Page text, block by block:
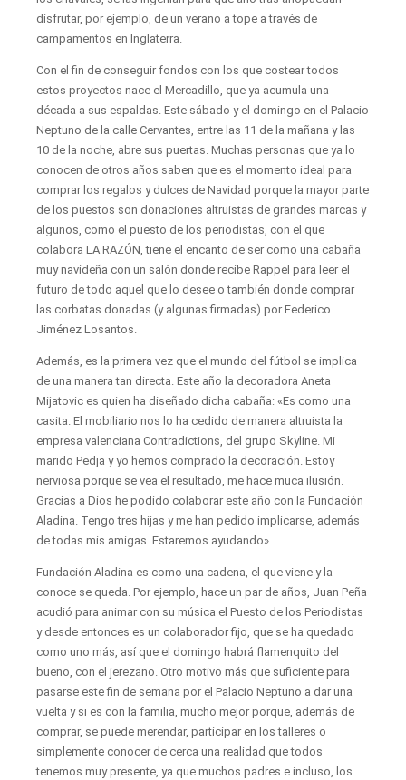
disfrutar, por ejemplo, de un verano a tope a través de
campamentos en Inglaterra.
Con el fin de conseguir fondos con los que costear todos
estos proyectos nace el Mercadillo, que ya acumula una
década a sus espaldas. Este sábado y el domingo en el Palacio
Neptuno de la calle Cervantes, entre las 11 de la mañana y las
10 de la noche, abre sus puertas. Muchas personas que ya lo
conocen de otros años saben que es el momento ideal para
comprar los regalos y dulces de Navidad porque la mayor parte
de los puestos son donaciones altruistas de grandes marcas y
algunos, como el puesto de los periodistas, con el que
colabora LA RAZÓN, tiene el encanto de ser como una cabaña
muy navideña con un salón donde recibe Rappel para leer el
futuro de todo aquel que lo desee o también donde comprar
las corbatas donadas (y algunas firmadas) por Federico
Jiménez Losantos.
Además, es la primera vez que el mundo del fútbol se implica
de una manera tan directa. Este año la decoradora Aneta
Mijatovic es quien ha diseñado dicha cabaña: «Es como una
casita. El mobiliario nos lo ha cedido de manera altruista la
empresa valenciana Contradictions, del grupo Skyline. Mi
marido Pedja y yo hemos comprado la decoración. Estoy
nerviosa porque se vea el resultado, me hace muca ilusión.
Gracias a Dios he podido colaborar este año con la Fundación
Aladina. Tengo tres hijas y me han pedido implicarse, además
de todas mis amigas. Estaremos ayudando».
Fundación Aladina es como una cadena, el que viene y la
conoce se queda. Por ejemplo, hace un par de años, Juan Peña
acudió para animar con su música el Puesto de los Periodistas
y desde entonces es un colaborador fijo, que se ha quedado
como uno más, así que el domingo habrá flamenquito del
bueno, con el jerezano. Otro motivo más que suficiente para
pasarse este fin de semana por el Palacio Neptuno a dar una
vuelta y si es con la familia, mucho mejor porque, además de
comprar, se puede merendar, participar en los talleres o
simplemente conocer de cerca una realidad que todos
tenemos muy presente, ya que muchos padres e incluso, los